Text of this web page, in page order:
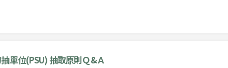
單位(PSU) 抽取原則Ｑ&Ａ